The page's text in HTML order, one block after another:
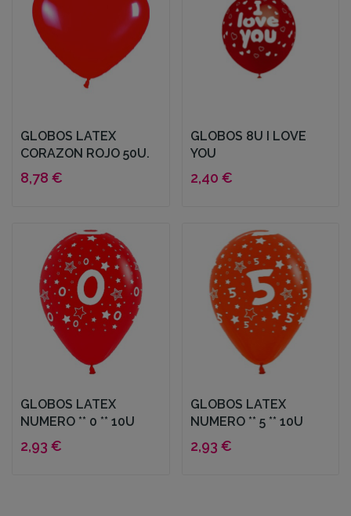
GLOBOS LATEX
CORAZON ROJO 50U.
8,78 €
GLOBOS 8U I LOVE
YOU
2,40 €
GLOBOS LATEX
NUMERO ** 0 ** 10U
2,93 €
GLOBOS LATEX
NUMERO ** 5 ** 10U
2,93 €